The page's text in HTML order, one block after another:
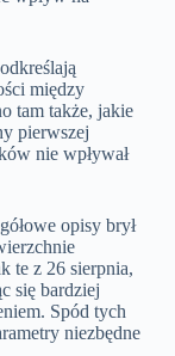
między
tam także, jakie
pierwszej
nie wpływał
opisy brył
te z 26 sierpnia,
się bardziej
Spód tych
niezbędne